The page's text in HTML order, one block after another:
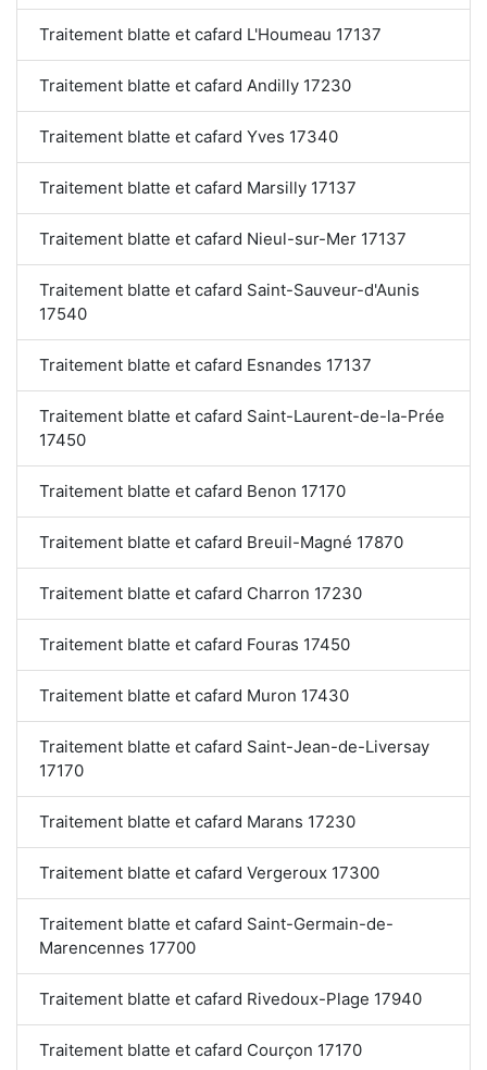
Traitement blatte et cafard L'Houmeau 17137
Traitement blatte et cafard Andilly 17230
Traitement blatte et cafard Yves 17340
Traitement blatte et cafard Marsilly 17137
Traitement blatte et cafard Nieul-sur-Mer 17137
Traitement blatte et cafard Saint-Sauveur-d'Aunis
17540
Traitement blatte et cafard Esnandes 17137
Traitement blatte et cafard Saint-Laurent-de-la-Prée
17450
Traitement blatte et cafard Benon 17170
Traitement blatte et cafard Breuil-Magné 17870
Traitement blatte et cafard Charron 17230
Traitement blatte et cafard Fouras 17450
Traitement blatte et cafard Muron 17430
Traitement blatte et cafard Saint-Jean-de-Liversay
17170
Traitement blatte et cafard Marans 17230
Traitement blatte et cafard Vergeroux 17300
Traitement blatte et cafard Saint-Germain-de-
Marencennes 17700
Traitement blatte et cafard Rivedoux-Plage 17940
Traitement blatte et cafard Courçon 17170